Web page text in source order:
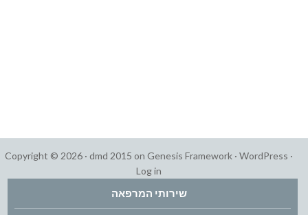
Copyright © 2026 · dmd 2015 on Genesis Framework · WordPress ·
Log in
שירותי המרפאה